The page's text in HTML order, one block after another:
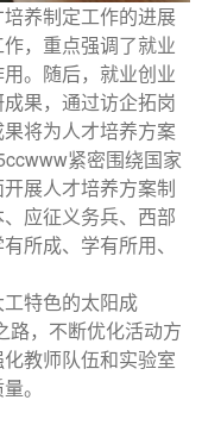
养制定工作的进展
，重点强调了就业
。随后， 就业创业
果，通过访企拓岗
将为人才培养方案
紧密围绕国家
展人才培养方案制
应征义务兵、西部
所成、学有所用、
特色的太阳成
路， 不断优化活动方
教师队伍和实验室
。